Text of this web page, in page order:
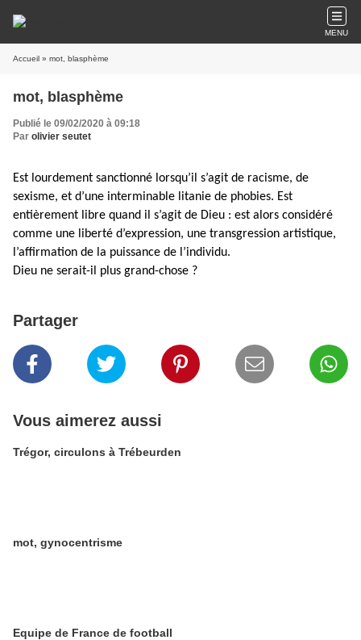
MENU
Accueil » mot, blasphème
mot, blasphème
Publié le 09/02/2020 à 09:18
Par olivier seutet
Est lourdement sanctionné lorsqu’il s’agit de racisme, de
sexisme, et d’une interminable litanie de phobies. Est
entièrement libre quand il s’agit de Dieu : est alors considéré
comme une liberté d’expression, une transgression artistique,
l’affirmation de la puissance de l’individu.
Dieu ne serait-il plus grand-chose ?
Partager
Vous aimerez aussi
Trégor, circulons à Trébeurden
mot, gynocentrisme
Equipe de France de football